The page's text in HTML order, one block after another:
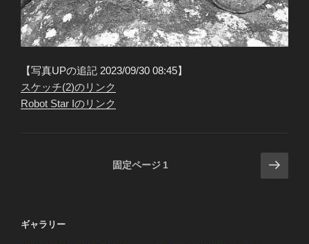
【写真UPの追記 2023/09/30 08:45】
スケッチ(2)のリンク
Robot Star Iのリンク
ペ
固定ページ 1
次
の
ギャラリー